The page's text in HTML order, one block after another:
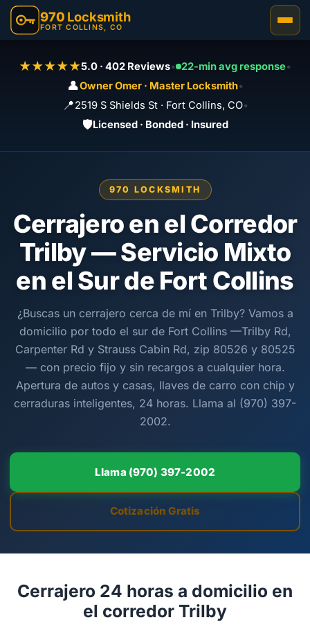
970 Locksmith
FORT COLLINS, CO
★★★★★5.0 · 402 Reviews• 22-min avg response•
👤Owner Omer · Master Locksmith•
📍2519 S Shields St · Fort Collins, CO•
🛡️Licensed · Bonded · Insured
970 LOCKSMITH
Cerrajero en el Corredor
Trilby — Servicio Mixto
en el Sur de Fort Collins
¿Buscas un cerrajero cerca de mí en Trilby? Vamos a
domicilio por todo el sur de Fort Collins —Trilby Rd,
Carpenter Rd y Strauss Cabin Rd, zip 80526 y 80525
— con precio fijo y sin recargos a cualquier hora.
Apertura de autos y casas, llaves de carro con chip y
cerraduras inteligentes, 24 horas. Llama al (970) 397-
2002.
Llama (970) 397-2002
Cotización Gratis
Cerrajero 24 horas a domicilio en
el corredor Trilby